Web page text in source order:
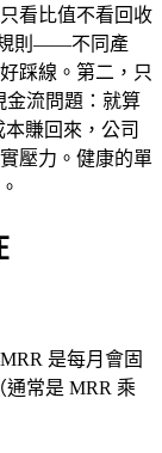
看比值不看回收
規則——不同產
踩線。第二，只
金流問題：就算
賺回來，公司
壓力。健康的單
是每月會固
常是 MRR 乘